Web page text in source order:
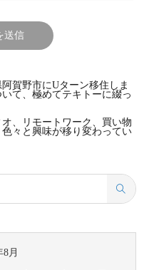
賀野市にUターン移住しま
て、極めてテキトーに綴っ
、リモートワーク、買い物
々と興味が移り変わってい
8月